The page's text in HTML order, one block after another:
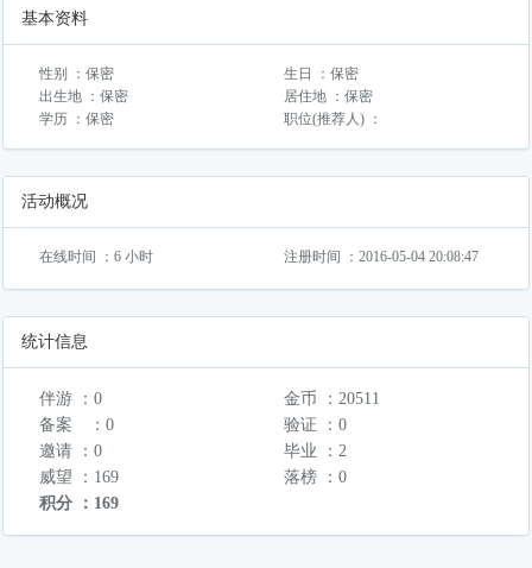
基本资料
性别 ：保密
生日 ：保密
出生地 ：保密
居住地 ：保密
学历 ：保密
职位(推荐人) ：
活动概况
在线时间 ：6 小时 注册时间 ：2016-05-04 20:08:47
统计信息
伴游 ：0
金币 ：20511
备案 ：0
验证 ：0
邀请 ：0
毕业 ：2
威望 ：169
落榜 ：0
积分 ：169